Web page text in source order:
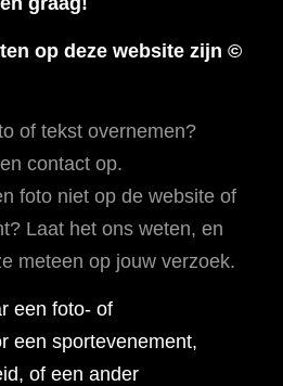
op deze website zijn ©
of tekst overnemen?
contact op.
foto niet op de website of
Laat het ons weten, en
meteen op jouw verzoek.
een foto- of
een sportevenement,
of een ander